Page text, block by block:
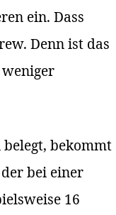
ein. Dass
Denn ist das
bekommt
bei einer
16